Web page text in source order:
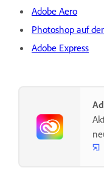
Adobe Aero
Photoshop auf
Adobe Express